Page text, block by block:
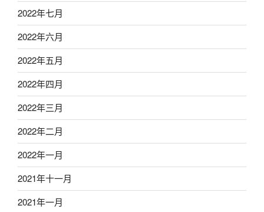
2022年七月
2022年六月
2022年五月
2022年四月
2022年三月
2022年二月
2022年一月
2021年十一月
2021年一月